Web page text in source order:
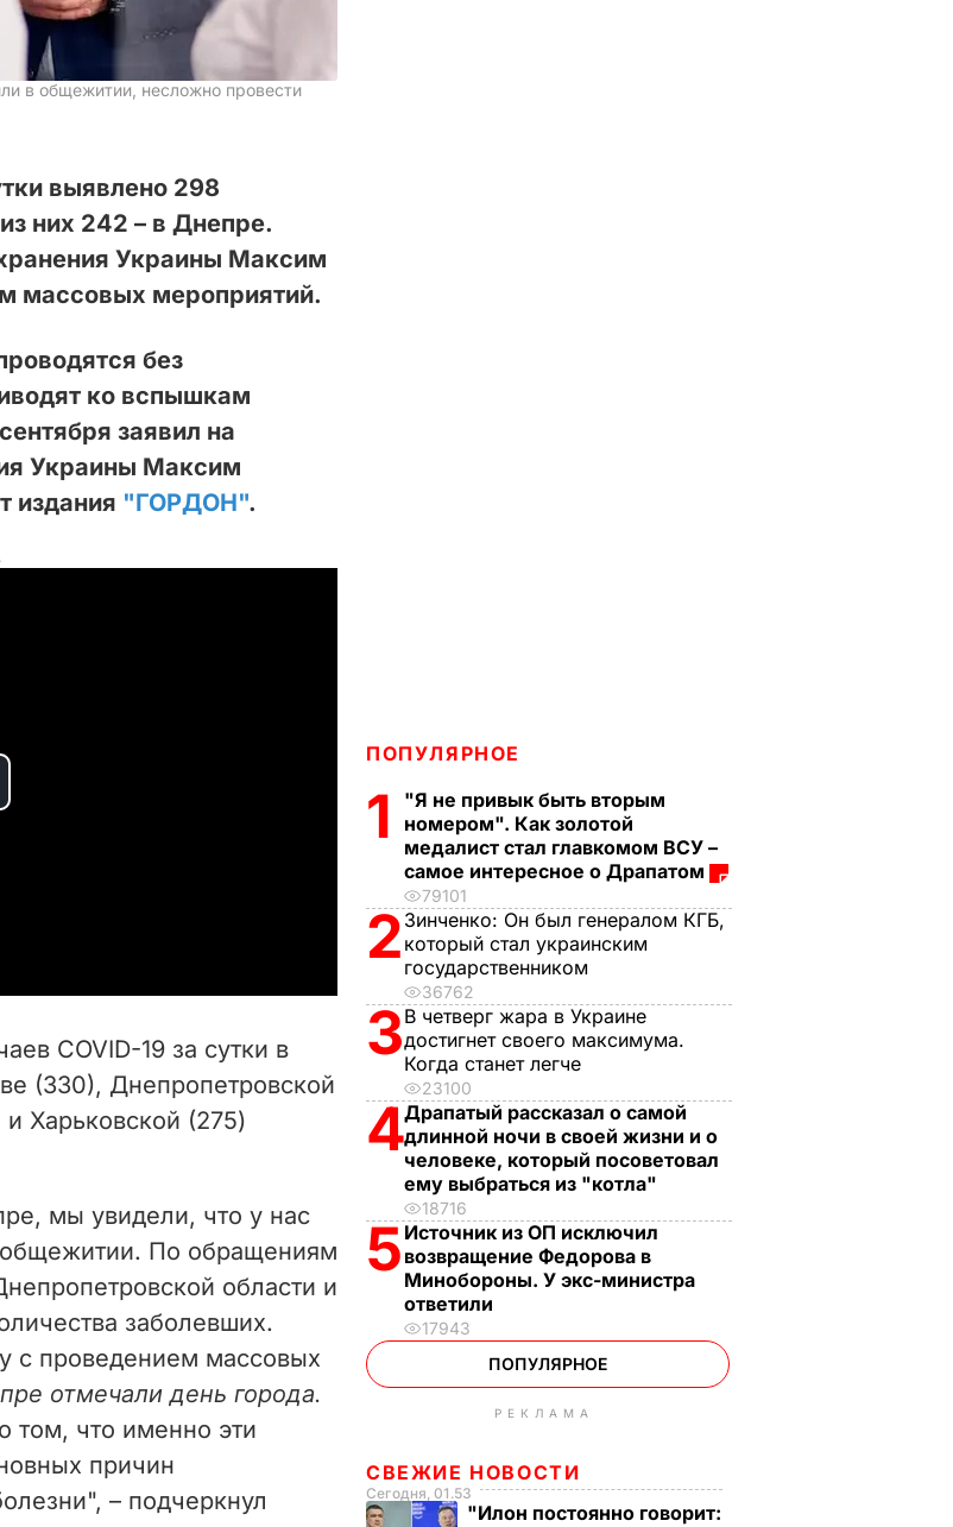
в общежитии, несложно провести
выявлено 298
них 242 – в Днепре.
Украины Максим
массовых мероприятий.
без
ко вспышкам
заявил на
Украины Максим
издания "ГОРДОН".
COVID-19 за сутки в
(330), Днепропетровской
Харьковской (275)
мы увидели, что у нас
По обращениям
области и
заболевших.
с проведением массовых
отмечали день города.
том, что именно эти
причин
– подчеркнул
ПОПУЛЯРНОЕ
1
"Я не привык быть вторым
номером". Как золотой
медалист стал главкомом ВСУ –
самое интересное о Драпатом
79101
2 Зинченко: Он был генералом КГБ,
который стал украинским
государственником
36762
3В четверг жара в Украине
достигнет своего максимума.
Когда станет легче
23100
4Драпатый рассказал о самой
длинной ночи в своей жизни и о
человеке, который посоветовал
ему выбраться из "котла"
18716
5 Источник из ОП исключил
возвращение Федорова в
Минобороны. У экс-министра
ответили
17943
ПОПУЛЯРНОЕ
РЕКЛАМА
СВЕЖИЕ НОВОСТИ
Сегодня, 01.53
"Илон постоянно говорит: